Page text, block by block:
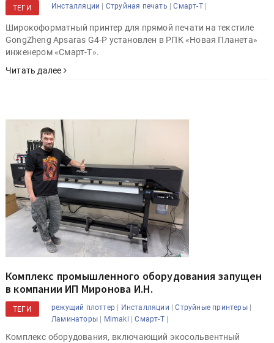
ТЕГИ Инсталляции | Струйная печать |Смарт-Т|
Широкоформатный принтер для прямой печати на текстиле
GongZheng Apsaras G4-P установлен в РПК «Новая Планета»
инженером «Смарт-Т».
Читать далее
Комплекс промышленного оборудования запущен
в компании ИП Миронова И.Н.
ТЕГИ режущий плоттер | Инсталляции |Струйные принтеры|
Ламинаторы | Mimaki |Смарт-Т|
Комплекс оборудования, включающий экосольвентный